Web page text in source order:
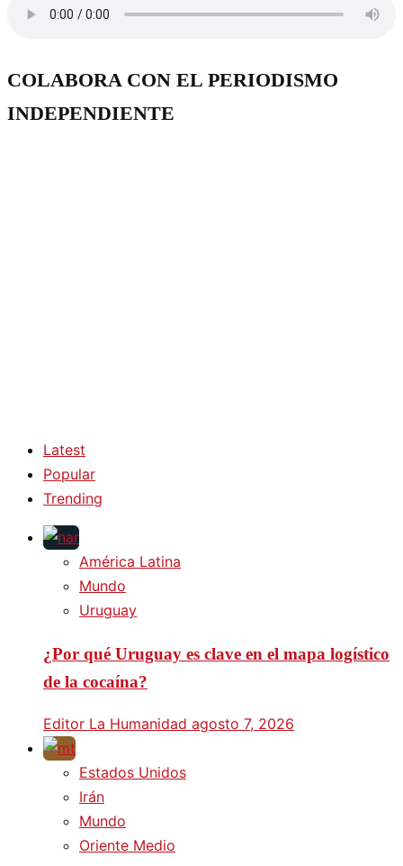
COLABORA CON EL PERIODISMO
INDEPENDIENTE
Latest
Popular
Trending
América Latina
Mundo
Uruguay
¿Por qué Uruguay es clave en el mapa logístico
de la cocaína?
Editor La Humanidad agosto 7, 2026
Estados Unidos
Irán
Mundo
Oriente Medio